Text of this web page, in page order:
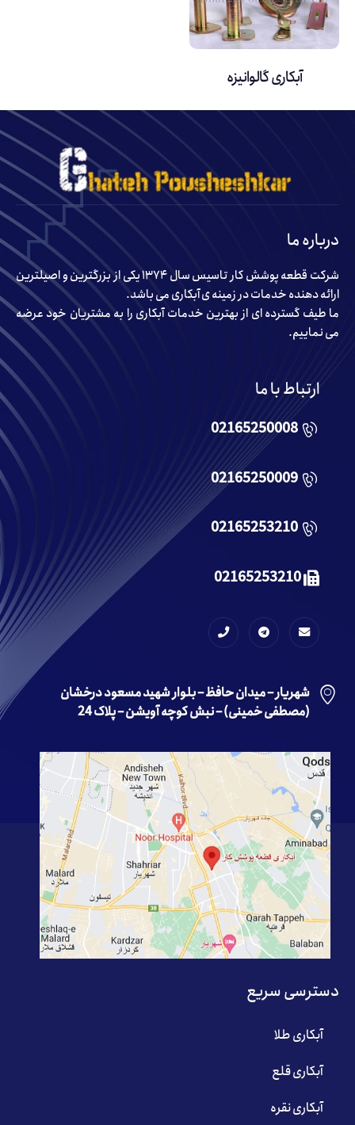
آبکاری گالوانیزه
درباره ما
شرکت قطعه پوشش کار تاسیس سال ۱۳۷۴ یکی از بزرگترین و اصیلترین
ارائه دهنده خدمات در زمینه ی آبکاری می باشد.
ما طیف گسترده ای از بهترین خدمات آبکاری را به مشتریان خود عرضه
می نماییم.
ارتباط با ما
02165250008
02165250009
02165253210
02165253210
شهریار – میدان حافظ – بلوار شهید مسعود درخشان
(مصطفی خمینی) – نبش کوچه آویشن – پلاک 24
دسترسی سریع
آبکاری طلا
آبکاری قلع
آبکاری نقره